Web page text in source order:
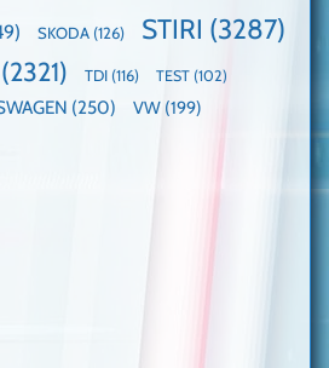
SKODA (126) STIRI (3287)
(2321) TDI (116) TEST (102)
(250) VW (199)